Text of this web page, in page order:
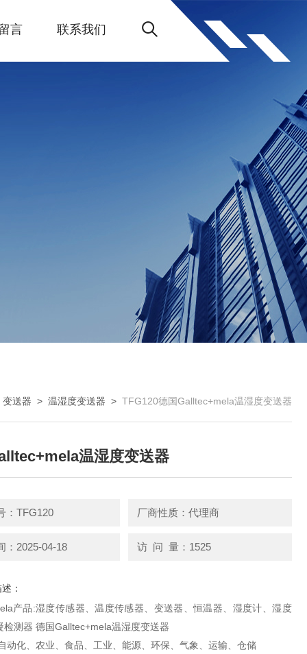
言 联系我们
变送器 > 温湿度变送器 > TFG120德国Galltec+mela温湿度变送器
温湿度变送器
：TFG120 厂商性质：代理商
：2025-04-18 访 问 量：1525
：
产品:湿度传感器、温度传感器、变送器、恒温器、湿度计、湿度
检测器 德国Galltec+mela温湿度变送器
动化、农业、食品、工业、能源、环保、气象、运输、仓储